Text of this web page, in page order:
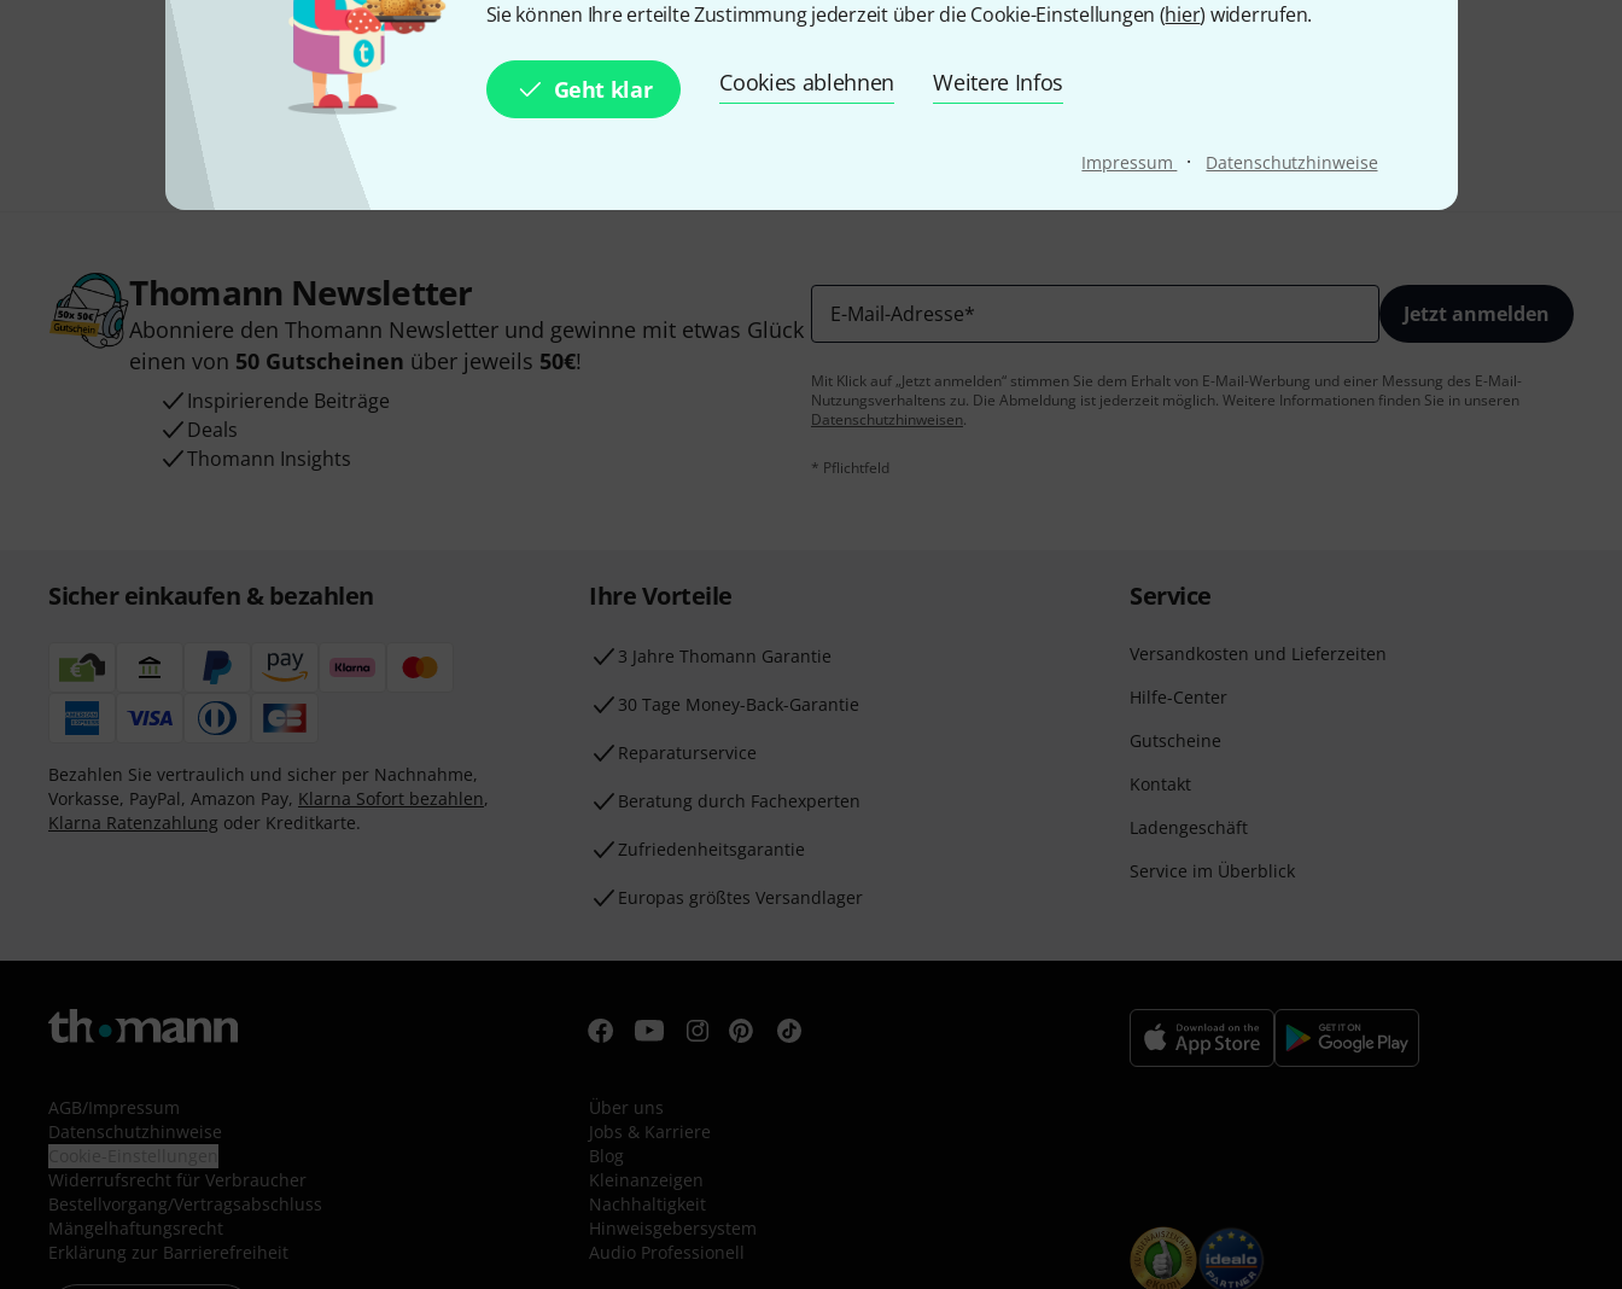
Sie können Ihre erteilte Zustimmung jederzeit über die Cookie-Einstellungen (hier) widerrufen.
Geht klar Cookies ablehnen Weitere Infos
Impressum · Datenschutzhinweise
Gefällt Ihnen, was Sie sehen?
Thomann Newsletter
Abonniere den Thomann Newsletter und gewinne mit etwas Glück
einen von 50 Gutscheinen über jeweils 50€!
Inspirierende Beiträge
Deals
Thomann Insights
E-Mail-Adresse* Jetzt anmelden
Mit Klick auf „Jetzt anmelden“ stimmen Sie dem Erhalt von E-Mail-Werbung und einer Messung des E-Mail-
Nutzungsverhaltens zu. Die Abmeldung ist jederzeit möglich. Weitere Informationen finden Sie in unseren
Datenschutzhinweisen.
* Pflichtfeld
Sicher einkaufen & bezahlen
Bezahlen Sie vertraulich und sicher per Nachnahme,
Vorkasse, PayPal, Amazon Pay, Klarna Sofort bezahlen,
Klarna Ratenzahlung oder Kreditkarte.
Ihre Vorteile
3 Jahre Thomann Garantie
30 Tage Money-Back-Garantie
Reparaturservice
Beratung durch Fachexperten
Zufriedenheitsgarantie
Europas größtes Versandlager
Service
Versandkosten und Lieferzeiten
Hilfe-Center
Gutscheine
Kontakt
Ladengeschäft
Service im Überblick
AGB/Impressum
Datenschutzhinweise
Widerrufsrecht für Verbraucher
Bestellvorgang/Vertragsabschluss
Mängelhaftungsrecht
Erklärung zur Barrierefreiheit
Über uns
Jobs & Karriere
Blog
Kleinanzeigen
Nachhaltigkeit
Hinweisgebersystem
Audio Professionell